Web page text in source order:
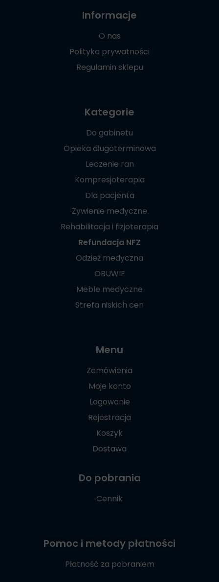
Informacje
O nas
Polityka prywatności
Regulamin sklepu
Kategorie
Do gabinetu
Opieka długoterminowa
Leczenie ran
Kompresjoterapia
Dla pacjenta
Żywienie medyczne
Rehabilitacja i fizjoterapia
Refundacja NFZ
Odzież medyczna
OBUWIE
Meble medyczne
Strefa niskich cen
Menu
Zamówienia
Moje konto
Logowanie
Rejestracja
Koszyk
Dostawa
Do pobrania
Cennik
Pomoc i metody płatności
Płatność za pobraniem